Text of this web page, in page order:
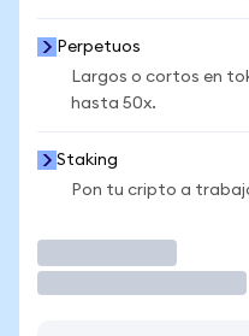
Perpetuos
Largos o cortos en
hasta 50x.
Staking
Pon tu cripto a